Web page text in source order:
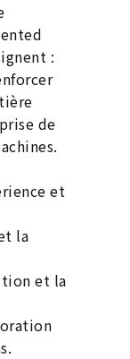
:
de
et
la
et la